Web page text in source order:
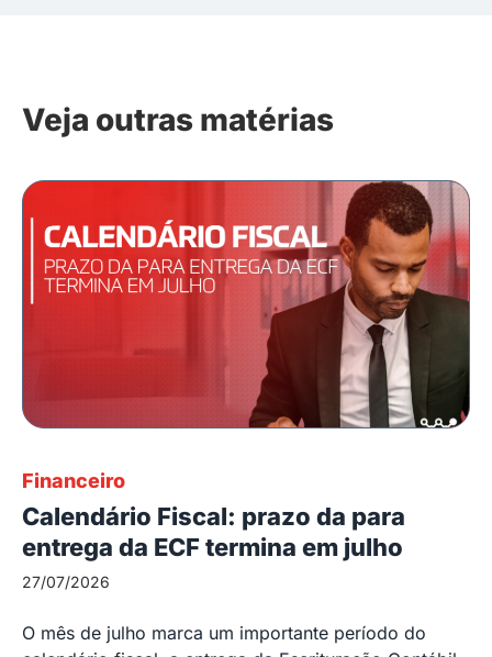
Veja outras matérias
Financeiro
Calendário Fiscal: prazo da para
entrega da ECF termina em julho
27/07/2026
O mês de julho marca um importante período do